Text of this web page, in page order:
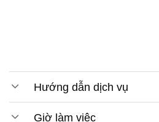
Hướng dẫn dịch vụ
Giờ làm việc